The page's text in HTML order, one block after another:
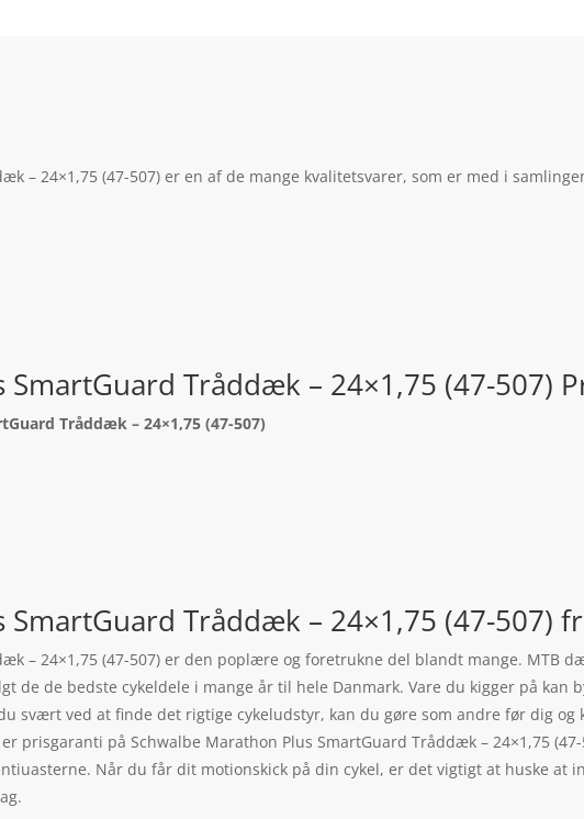
– 24×1,75 (47-507) er en af de mange kvalitetsvarer, som er med i
SmartGuard Tråddæk – 24×1,75 (47-507)
Tråddæk – 24×1,75 (47-507)
Tråddæk – 24×1,75 (47-507)
– 24×1,75 (47-507) er den poplære og foretrukne del blandt mange. MTB
de de bedste cykeldele i mange år til hele Danmark. Vare du kigger på kan
svært ved at finde det rigtige cykeludstyr, kan du gøre som andre før dig
prisgaranti på Schwalbe Marathon Plus SmartGuard Tråddæk – 24×1,75
Når du får dit motionskick på din cykel, er det vigtigt at huske at